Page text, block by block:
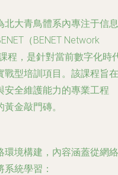
北大青鳥體系內專注于信息
（BENET Network
程，是針對當前數字化時
戰型培訓項目。該課程旨在
安全維護能力的專業工程
金敲門磚。
環境構建，內容涵蓋從網絡
統學習：